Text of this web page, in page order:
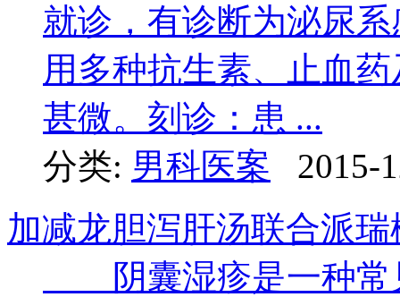
就诊，有诊断为泌尿
用多种抗生素、止血
甚微。刻诊：患 ...
分类: 男科医案
2015-
加减龙胆泻肝汤联合派
阴囊湿疹是一种常